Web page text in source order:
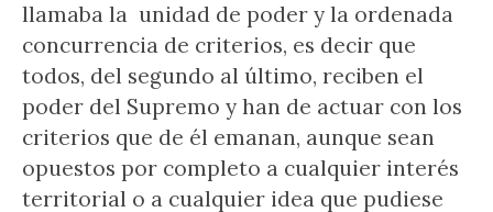
llamaba la unidad de poder y la ordenada
concurrencia de criterios, es decir que
todos, del segundo al último, reciben el
poder del Supremo y han de actuar con los
criterios que de él emanan, aunque sean
opuestos por completo a cualquier interés
territorial o a cualquier idea que pudiese